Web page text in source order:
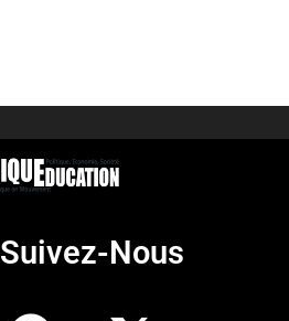
Suivez-Nous